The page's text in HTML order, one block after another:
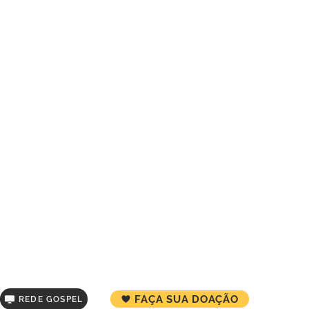
REDE GOSPEL FAÇA SUA DOAÇÃO